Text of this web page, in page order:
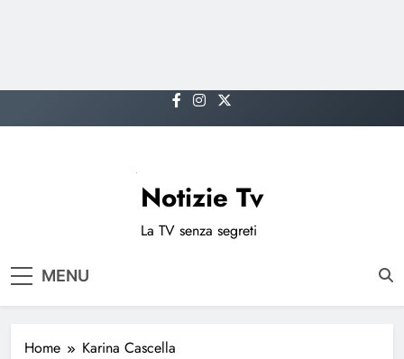
to
Notizie Tv
La TV senza segreti
MENU
Home Karina Cascella